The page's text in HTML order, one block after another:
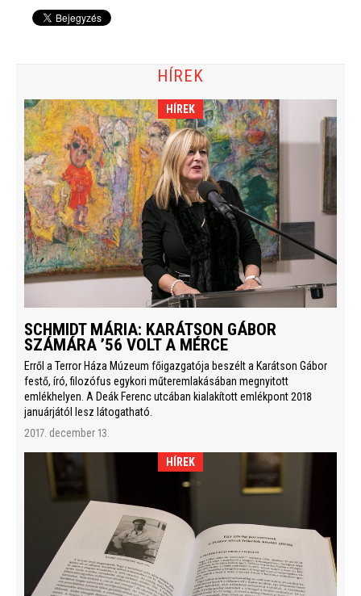
HÍREK
HÍREK
SCHMIDT MÁRIA: KARÁTSON GÁBOR
SZÁMÁRA ’56 VOLT A MÉRCE
Erről a Terror Háza Múzeum főigazgatója beszélt a Karátson Gábor
festő, író, filozófus egykori műteremlakásában megnyitott
emlékhelyen. A Deák Ferenc utcában kialakított emlékpont 2018
januárjától lesz látogatható.
2017. december 13.
HÍREK